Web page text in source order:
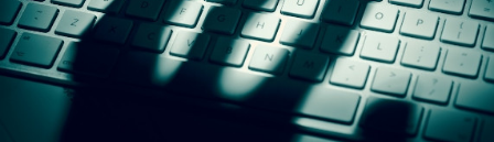
Portada
¿Qué está pasando?
Sectores y Empresas